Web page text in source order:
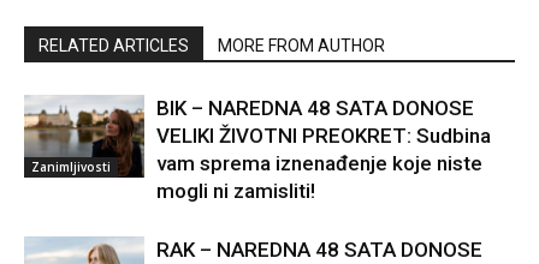
RELATED ARTICLES MORE FROM AUTHOR
Zanimljivosti
BIK – NAREDNA 48 SATA DONOSE
VELIKI ŽIVOTNI PREOKRET: Sudbina
vam sprema iznenađenje koje niste
mogli ni zamisliti!
RAK – NAREDNA 48 SATA DONOSE